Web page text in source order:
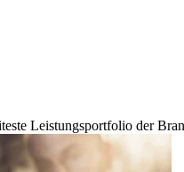
Leistungsportfolio der